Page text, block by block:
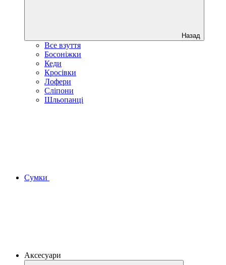
Назад
Все взуття
Босоніжки
Кеди
Кросівки
Лофери
Сліпони
Шльопанці
Сумки
Аксесуари